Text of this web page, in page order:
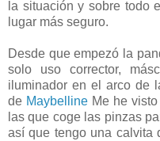
la situación y sobre todo
lugar más seguro.
Desde que empezó la
solo uso corrector,
iluminador en el arco de
de Maybelline Me he
las que coge las pinzas
así que tengo una calvita